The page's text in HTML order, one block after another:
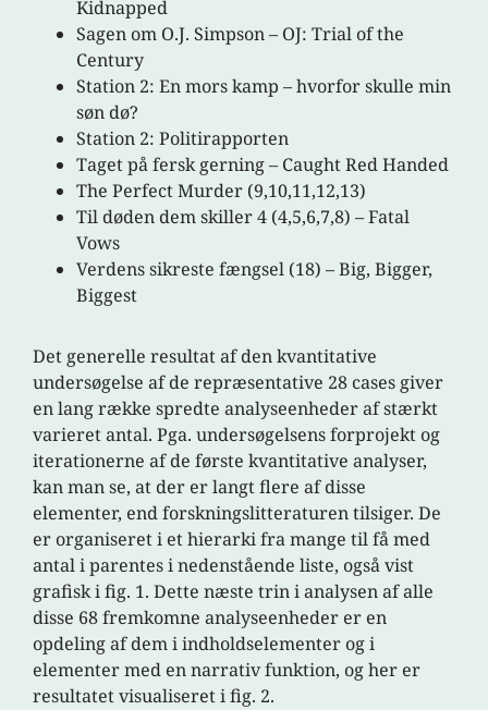
Kidnapped
Sagen om O.J. Simpson – OJ: Trial of the
Century
Station 2: En mors kamp – hvorfor skulle min
søn dø?
Station 2: Politirapporten
Taget på fersk gerning – Caught Red Handed
The Perfect Murder (9,10,11,12,13)
Til døden dem skiller 4 (4,5,6,7,8) – Fatal
Vows
Verdens sikreste fængsel (18) – Big, Bigger,
Biggest
Det generelle resultat af den kvantitative
undersøgelse af de repræsentative 28 cases giver
en lang række spredte analyseenheder af stærkt
varieret antal. Pga. undersøgelsens forprojekt og
iterationerne af de første kvantitative analyser,
kan man se, at der er langt flere af disse
elementer, end forskningslitteraturen tilsiger. De
er organiseret i et hierarki fra mange til få med
antal i parentes i nedenstående liste, også vist
grafisk i fig. 1. Dette næste trin i analysen af alle
disse 68 fremkomne analyseenheder er en
opdeling af dem i indholdselementer og i
elementer med en narrativ funktion, og her er
resultatet visualiseret i fig. 2.